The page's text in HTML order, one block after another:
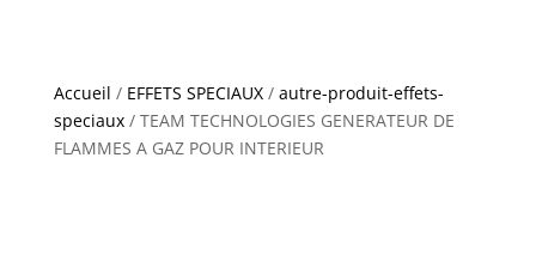
Accueil / EFFETS SPECIAUX/ autre-produit-effets-
speciaux/ TEAM TECHNOLOGIES GENERATEUR DE
FLAMMES A GAZ POUR INTERIEUR